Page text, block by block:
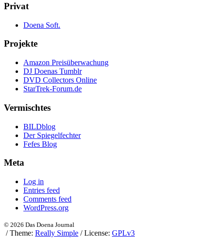
Privat
Doena Soft.
Projekte
Amazon Preisüberwachung
DJ Doenas Tumblr
DVD Collectors Online
StarTrek-Forum.de
Vermischtes
BILDblog
Der Spiegelfechter
Fefes Blog
Meta
Log in
Entries feed
Comments feed
WordPress.org
© 2026 Das Doena Journal
/ Theme: Really Simple / License: GPLv3